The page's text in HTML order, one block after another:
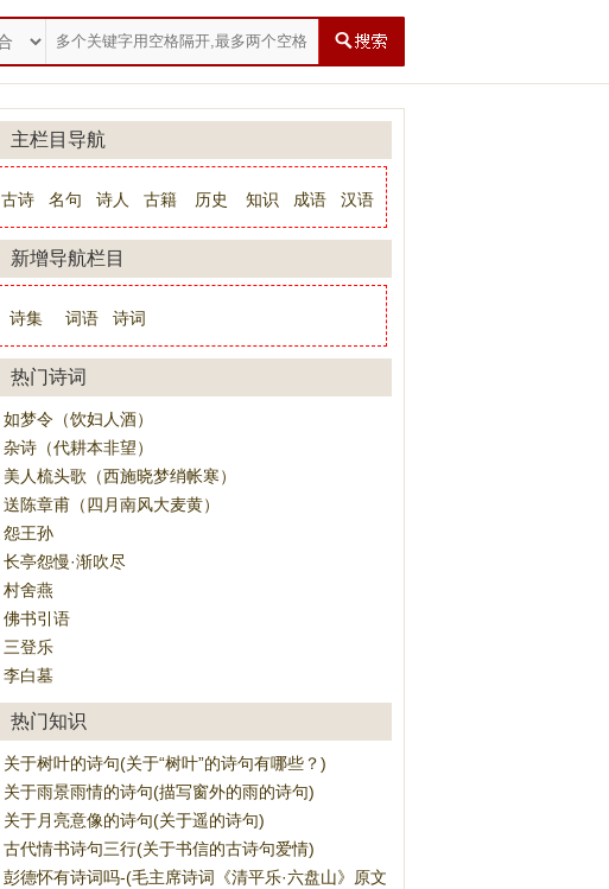
主栏目导航
古诗 名句 诗人 古籍 历史 知识 成语 汉语
新增导航栏目
诗集 词语 诗词
热门诗词
如梦令（饮妇人酒）
杂诗（代耕本非望）
美人梳头歌（西施晓梦绡帐寒）
送陈章甫（四月南风大麦黄）
怨王孙
长亭怨慢·渐吹尽
村舍燕
佛书引语
三登乐
李白墓
热门知识
关于树叶的诗句(关于“树叶”的诗句有哪些？)
关于雨景雨情的诗句(描写窗外的雨的诗句)
关于月亮意像的诗句(关于遥的诗句)
古代情书诗句三行(关于书信的古诗句爱情)
彭德怀有诗词吗-(毛主席诗词《清平乐·六盘山》原文译文赏析)